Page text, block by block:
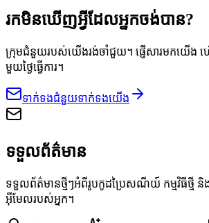
រកមិនឃើញអ្វីដែលអ្នកចង់បាន?
ក្រុមជំនួយរបស់យើងរង់ចាំជួយ។ ផ្ញើសារមកយើង
មួយថ្ងៃធ្វើការ។
ទាក់ទងជំនួយទាក់ទងយើង
ទទួលព័ត៌មាន
ទទួលព័ត៌មានថ្មីៗអំពីរូបកូដប្រៃសណីយ៍ កម្មវិធីថ្មី និ
អ៊ីមែលរបស់អ្នក។